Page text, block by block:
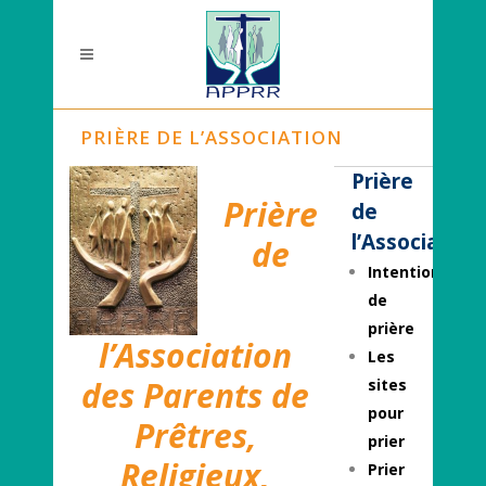
PRIÈRE DE L’ASSOCIATION
Prière
de
l’Association
Intentions
de
prière
Les
sites
pour
prier
Prier
Prière
de
l’Association
des Parents de
Prêtres,
Religieux,